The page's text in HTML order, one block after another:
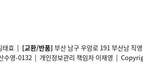
태효 | [교환/반품] 부산 남구 우암로 191 부산남 직
수영-0132 | 개인정보관리 책임자 이재영 |